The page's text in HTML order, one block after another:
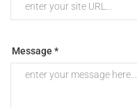
Message *